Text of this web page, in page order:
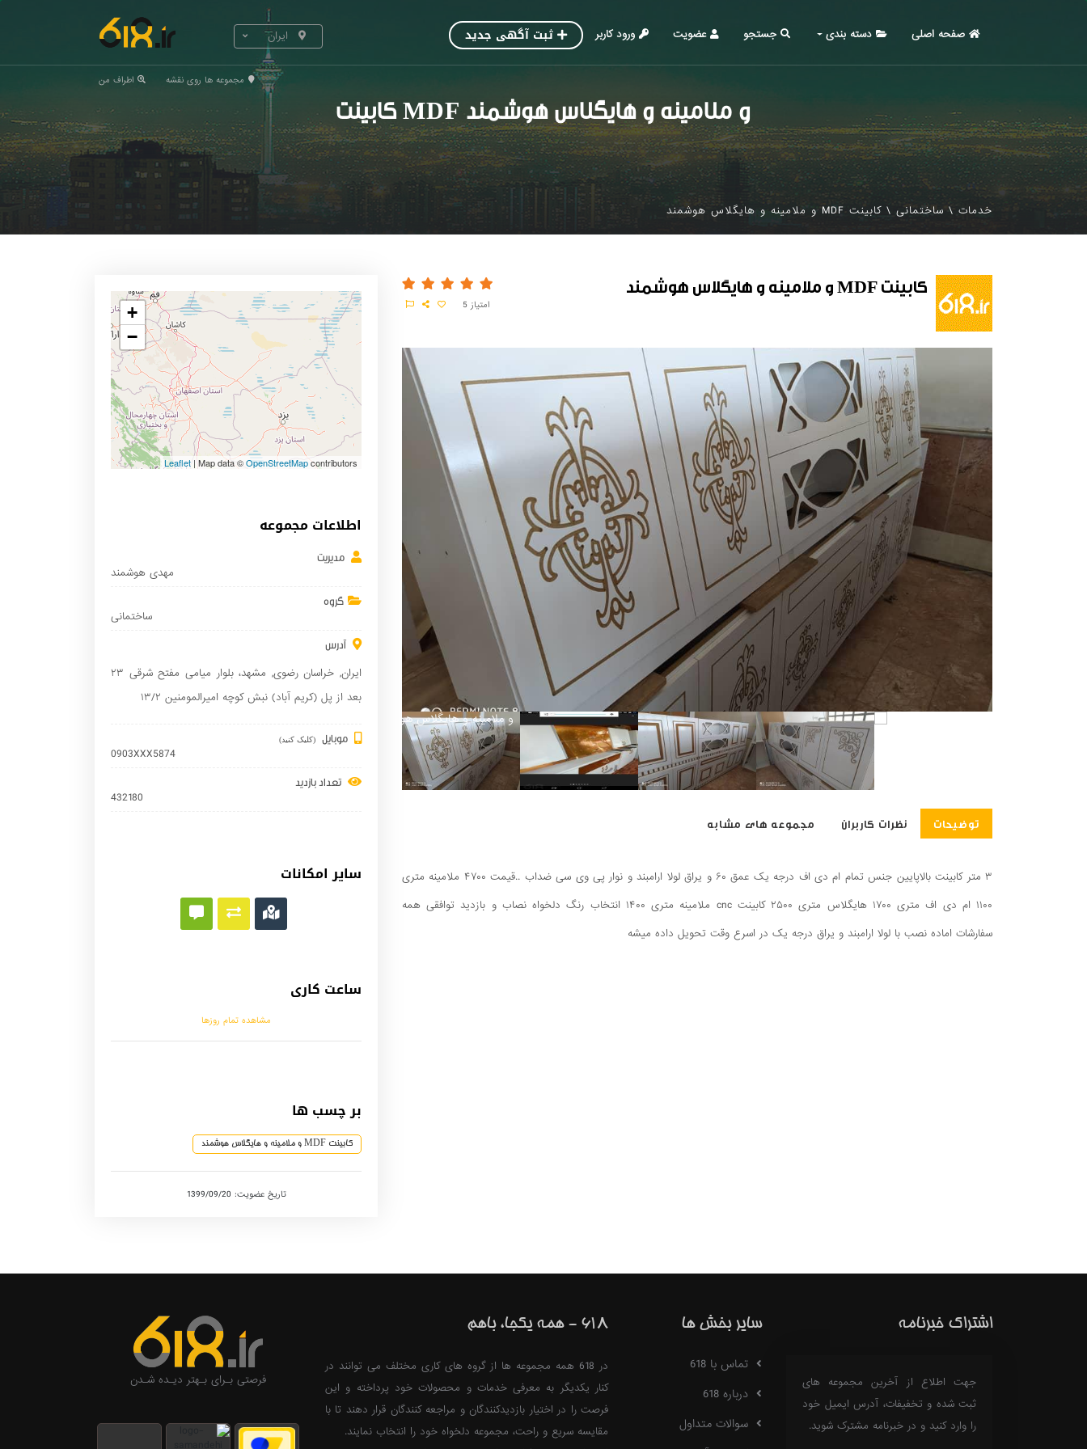
ایران صفحه اصلی دسته بندی جستجو عضویت ورود کاربر ثبت آگهی جدید
مجموعه ها روی نقشه اطراف من
کابینت MDF و ملامینه و هایگلاس هوشمند
خدمات \ ساختمانی \ کابینت MDF و ملامینه و هایگلاس هوشمند
کابینت MDF و ملامینه و هایگلاس هوشمند
امتیاز 5
توضیحات نظرات کاربران مجموعه های مشابه
۳ متر کابینت بالاپایین جنس تمام ام دی اف درجه یک عمق ۶۰ و یراق لولا ارامبند و نوار پی وی سی ضداب ..قیمت ۴۷۰۰ ملامینه متری
۱۱۰۰ ام دی اف متری ۱۷۰۰ هایگلاس متری ۲۵۰۰ کابینت cnc ملامینه متری ۱۴۰۰ انتخاب رنگ دلخواه نصاب و بازدید توافقی همه
سفارشات اماده نصب با لولا ارامبند و یراق درجه یک در اسرع وقت تحویل داده میشه
+
−
Leaflet | Map data ©OpenStreetMapcontributors
اطلاعات مجموعه
مدیریت
مهدی هوشمند
گروه
ساختمانی
آدرس
ایران, خراسان رضوی, مشهد
، بلوار میامی مفتح شرقی ۲۳
بعد از پل (کریم آباد) نبش کوچه امیرالمومنین ۱۳/۲
موبایل (کلیک کنید)
0903XXX5874
تعداد بازدید
432180
سایر امکانات
ساعت کاری
مشاهده تمام روزها
بر چسب ها
کابینت MDF و ملامینه و هایگلاس هوشمند
تاریخ عضویت: 1399/09/20
اشتراک خبرنامه
جهت اطلاع از آخرین مجموعه های
ثبت شده و تخفیفات، آدرس ایمیل خود
را وارد کنید و در خبرنامه مشترک شوید.
سایر بخش ها
تماس با 618
درباره 618
سوالات متداول
618 - همه یکجا، باهم
در 618 همه مجموعه ها از گروه های کاری مختلف می توانند در
کنار یکدیگر به معرفی خدمات و محصولات خود پرداخته و این
فرصت را در اختیار بازدیدکنندگان و مراجعه کنندگان قرار دهند تا با
مقایسه سریع و راحت، مجموعه دلخواه خود را انتخاب نمایند.
فرصتی بـرای بـهتر دیـده شـدن